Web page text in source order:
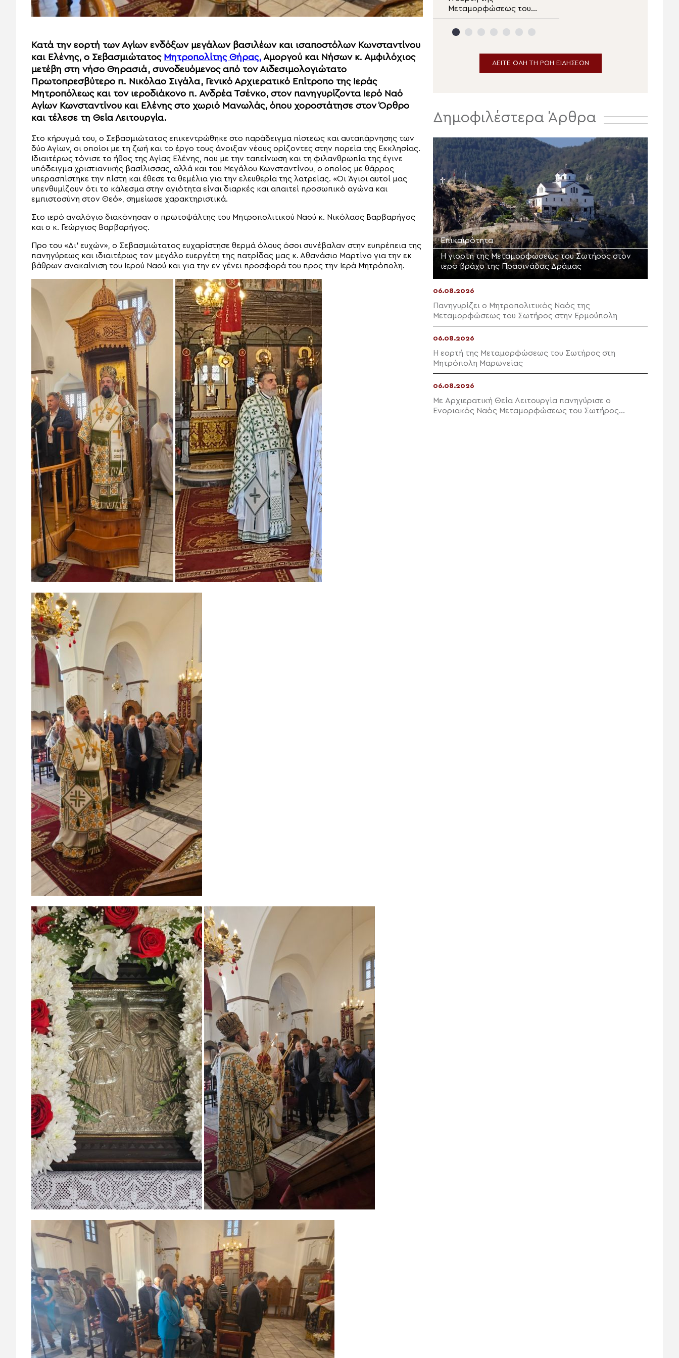
Κατά την εορτή των Αγίων ενδόξων μεγάλων βασιλέων και ισαποστόλων Κωνσταντίνου
και Ελένης, ο Σεβασμιώτατος Μητροπολίτης Θήρας, Αμοργού και Νήσων κ. Αμφιλόχιος
μετέβη στη νήσο Θηρασιά, συνοδευόμενος από τον Αιδεσιμολογιώτατο
Πρωτοπρεσβύτερο π. Νικόλαο Σιγάλα, Γενικό Αρχιερατικό Επίτροπο της Ιεράς
Μητροπόλεως και τον ιεροδιάκονο π. Ανδρέα Τσένκο, στον πανηγυρίζοντα Ιερό Ναό
Αγίων Κωνσταντίνου και Ελένης στο χωριό Μανωλάς, όπου χοροστάτησε στον Όρθρο
και τέλεσε τη Θεία Λειτουργία.
Στο κήρυγμά του, ο Σεβασμιώτατος επικεντρώθηκε στο παράδειγμα πίστεως και αυταπάρνησης των
δύο Αγίων, οι οποίοι με τη ζωή και το έργο τους άνοιξαν νέους ορίζοντες στην πορεία της Εκκλησίας.
Ιδιαιτέρως τόνισε το ήθος της Αγίας Ελένης, που με την ταπείνωση και τη φιλανθρωπία της έγινε
υπόδειγμα χριστιανικής βασίλισσας, αλλά και του Μεγάλου Κωνσταντίνου, ο οποίος με θάρρος
υπερασπίστηκε την πίστη και έθεσε τα θεμέλια για την ελευθερία της λατρείας. «Οι Άγιοι αυτοί μας
υπενθυμίζουν ότι το κάλεσμα στην αγιότητα είναι διαρκές και απαιτεί προσωπικό αγώνα και
εμπιστοσύνη στον Θεό», σημείωσε χαρακτηριστικά.
Στο ιερό αναλόγιο διακόνησαν ο πρωτοψάλτης του Μητροπολιτικού Ναού κ. Νικόλαος Βαρβαρήγος
και ο κ. Γεώργιος Βαρβαρήγος.
Προ του «Δι’ ευχών», ο Σεβασμιώτατος ευχαρίστησε θερμά όλους όσοι συνέβαλαν στην ευπρέπεια της
πανηγύρεως και ιδιαιτέρως τον μεγάλο ευεργέτη της πατρίδας μας κ. Αθανάσιο Μαρτίνο για την εκ
βάθρων ανακαίνιση του Ιερού Ναού και για την εν γένει προσφορά του προς την Ιερά Μητρόπολη.
Σωτήρος
Μεταμορφώσεως του
Σωτήρος στη Μονή Σινά
Μεταμορφώσεως του
Σωτήρος στα Λευκάκια
Ναυπλίου
ΔΕΙΤΕ ΟΛΗ ΤΗ ΡΟΗ ΕΙΔΗΣΕΩΝ
Δημοφιλέστερα Άρθρα
Επικαιρότητα
Η γιορτή της Μεταμορφώσεως του Σωτήρος στον
ιερό βράχο της Πρασινάδας Δράμας
06.08.2026
Πανηγυρίζει ο Μητροπολιτικός Ναός της
Μεταμορφώσεως του Σωτήρος στην Ερμούπολη
06.08.2026
Η εορτή της Μεταμορφώσεως του Σωτήρος στη
Μητρόπολη Μαρωνείας
06.08.2026
Με Αρχιερατική Θεία Λειτουργία πανηγύρισε ο
Ενοριακός Ναός Μεταμορφώσεως του Σωτήρος